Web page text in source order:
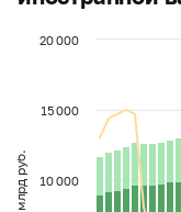
млрд руб. 10 000
15 000
20 000